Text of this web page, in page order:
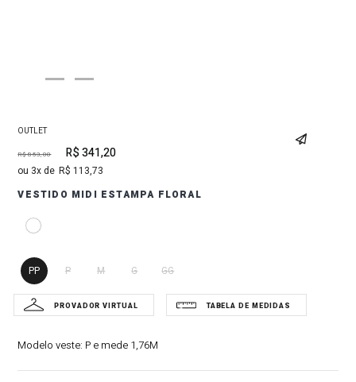
OUTLET
R$ 853,00 R$ 341,20
3 R$ 113,73
VESTIDO MIDI ESTAMPA FLORAL
PP P M G GG
Modelo veste: P e mede 1,76M